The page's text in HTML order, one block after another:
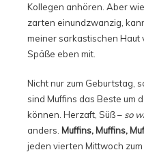
Kollegen anhören. Aber
zarten einundzwanzig,
meiner sarkastischen Haut
Späße eben mit.
Nicht nur zum Geburtstag,
sind Muffins das Beste um
können. Herzaft, Süß – so
anders. Muffins, Muffins,
jeden vierten Mittwoch zum